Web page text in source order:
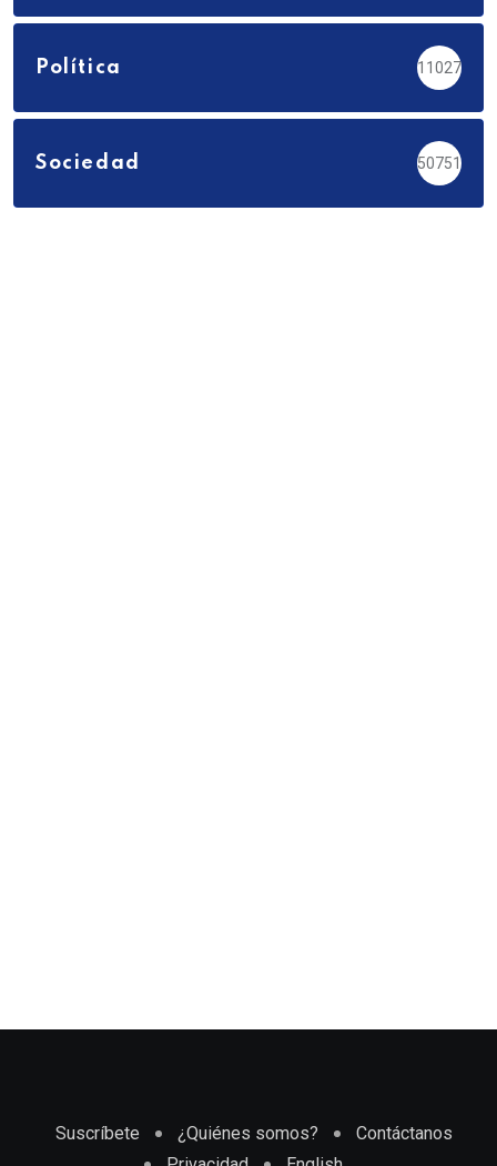
Política 11027
Sociedad 50751
Suscríbete ¿Quiénes somos?
Contáctanos